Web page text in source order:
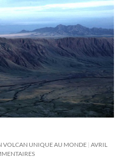
VOLCAN UNIQUE AU MONDE AVRIL